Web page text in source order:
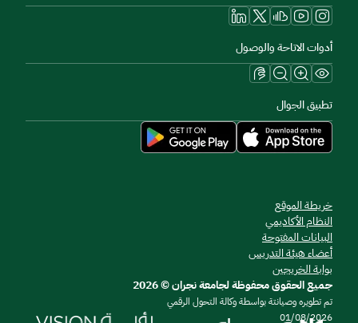
أدوات الاتاحة والوصول
تطبيق الجوال
خريطة الموقع
النظام الأكاديمي
البيانات المفتوحة
أعضاء هيئة التدريس
بوابة الخريجين
جميع الحقوق محفوظة لجامعة نجران © 2026
تم تطويره وصيانتة بواسطة وكالة التحول الرقمي
01/08/2026